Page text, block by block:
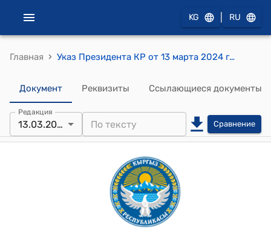
KG RU
Главная › Указ Президента КР от 13 марта 2024 года УП № 68 "О передаче функции по реализации полномочий Кабинета Министров Кыргызской Республики по выступлению в качестве акционера в открытом акционерном обществе "Государственная Ипотечная Компания"
Документ Реквизиты Ссылающиеся документы
Редакция
13.03.2024 Сравнение